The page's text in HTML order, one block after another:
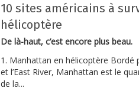
10 sites américains à
hélicoptère
De là-haut, c’est encore plus beau.
1. Manhattan en hélicoptère Bordé
et l’East River, Manhattan est le
de la...